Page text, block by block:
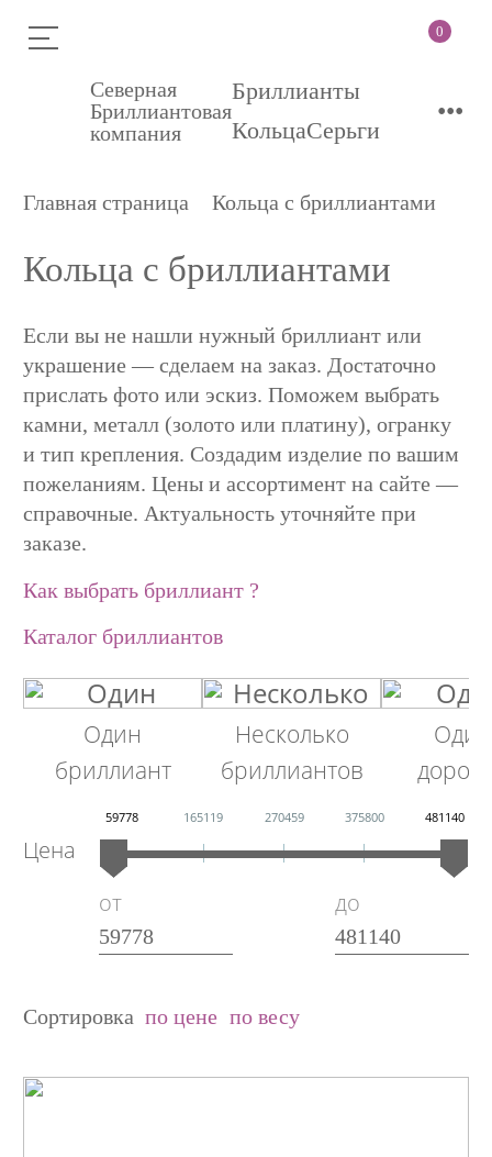
0
Северная
Бриллиантовая
компания
Бриллианты
КольцаСерьги
•••
Главная страница Кольца с бриллиантами
Кольца с бриллиантами
Если вы не нашли нужный бриллиант или
украшение — сделаем на заказ. Достаточно
прислать фото или эскиз. Поможем выбрать
камни, металл (золото или платину), огранку
и тип крепления. Создадим изделие по вашим
пожеланиям. Цены и ассортимент на сайте —
справочные. Актуальность уточняйте при
заказе.
Как выбрать бриллиант ?
Каталог бриллиантов
Один
бриллиант
Несколько
бриллиантов
Цена
59778 165119 270459 375800 481140
от до
Сортировка по цене по весу